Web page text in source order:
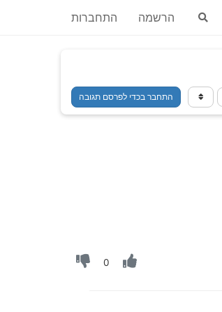
הרשמה התחברות
התחבר בכדי לפרסם תגובה
0